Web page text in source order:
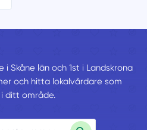
Skåne län och 1st i Landskrona
och hitta lokalvårdare som
ditt område.